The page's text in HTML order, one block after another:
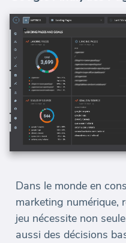
Dans le monde en
marketing numérique,
jeu nécessite non
aussi des décisions